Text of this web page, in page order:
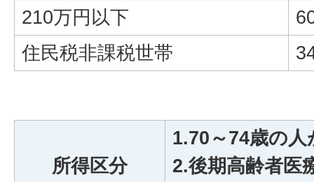
210万円以下
住民税非課税世帯
所得区分
1.70～74歳の
2.後期高齢者医